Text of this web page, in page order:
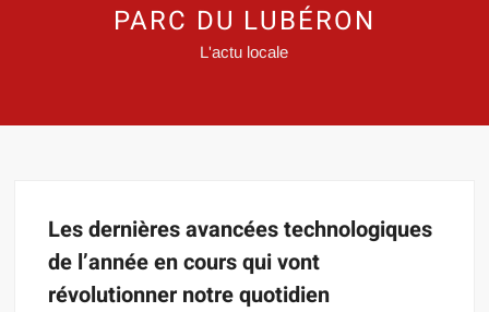
PARC DU LUBÉRON
L'actu locale
Les dernières avancées technologiques
de l’année en cours qui vont
révolutionner notre quotidien